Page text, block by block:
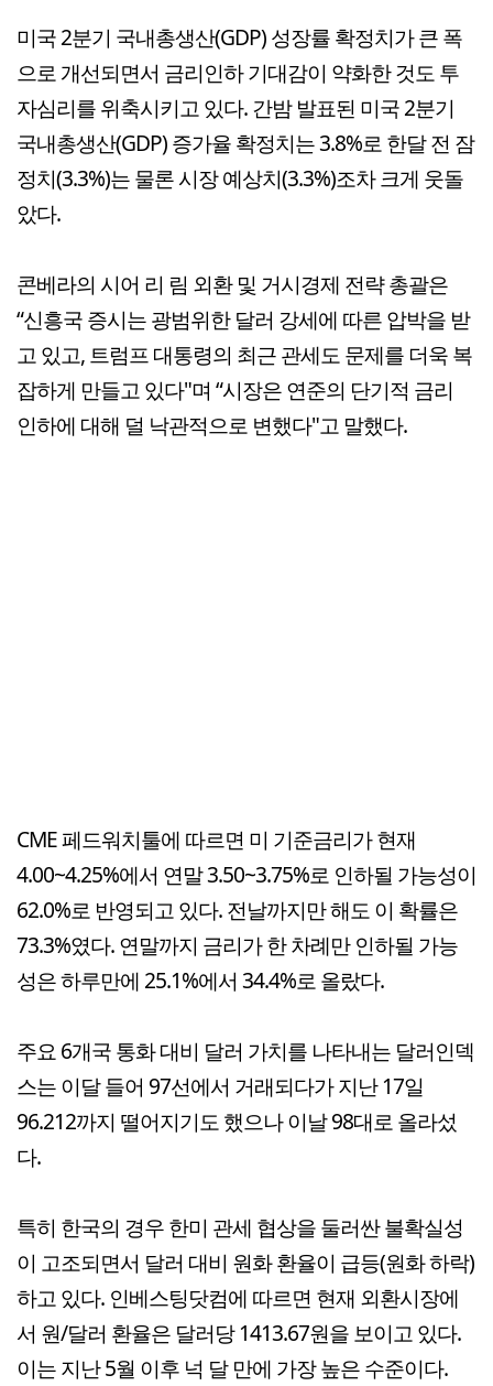
미국 2분기 국내총생산(GDP) 성장률 확정치가 큰 폭
으로 개선되면서 금리인하 기대감이 약화한 것도 투
자심리를 위축시키고 있다. 간밤 발표된 미국 2분기
국내총생산(GDP) 증가율 확정치는 3.8%로 한달 전 잠
정치(3.3%)는 물론 시장 예상치(3.3%)조차 크게 웃돌
았다.
콘베라의 시어 리 림 외환 및 거시경제 전략 총괄은
“신흥국 증시는 광범위한 달러 강세에 따른 압박을 받
고 있고, 트럼프 대통령의 최근 관세도 문제를 더욱 복
잡하게 만들고 있다"며 “시장은 연준의 단기적 금리
인하에 대해 덜 낙관적으로 변했다"고 말했다.
CME 페드워치툴에 따르면 미 기준금리가 현재
4.00~4.25%에서 연말 3.50~3.75%로 인하될 가능성이
62.0%로 반영되고 있다. 전날까지만 해도 이 확률은
73.3%였다. 연말까지 금리가 한 차례만 인하될 가능
성은 하루만에 25.1%에서 34.4%로 올랐다.
주요 6개국 통화 대비 달러 가치를 나타내는 달러인덱
스는 이달 들어 97선에서 거래되다가 지난 17일
96.212까지 떨어지기도 했으나 이날 98대로 올라섰
다.
특히 한국의 경우 한미 관세 협상을 둘러싼 불확실성
이 고조되면서 달러 대비 원화 환율이 급등(원화 하락)
하고 있다. 인베스팅닷컴에 따르면 현재 외환시장에
서 원/달러 환율은 달러당 1413.67원을 보이고 있다.
이는 지난 5월 이후 넉 달 만에 가장 높은 수준이다.